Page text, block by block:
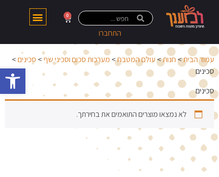
התחברו
0
עמוד הבית>חנות>עולם המטבח> מערכות סכום וסכיני שף> סכינים>
סכינים
סכינים
לא נמצאו מוצרים התואמים את בחירתך.